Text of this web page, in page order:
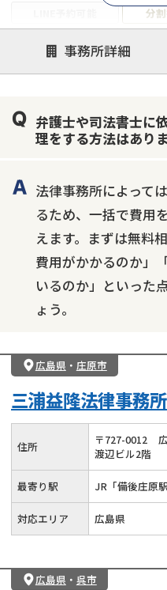
分
個人再生
会社破産・法人破産
住
事務所詳細
弁護士や司法書士に
理をする方法はあり
法律事務所によって
るため、一括で費用
えます。まずは無料
費用がかかるのか」
いるのか」といった
ょう。
広島県 ・ 庄原市
三浦益隆法律事務所
住所 〒727-0012
渡辺ビル2階
最寄り駅 JR「備後庄原駅
対応エリア 広島県
広島県 ・ 呉市